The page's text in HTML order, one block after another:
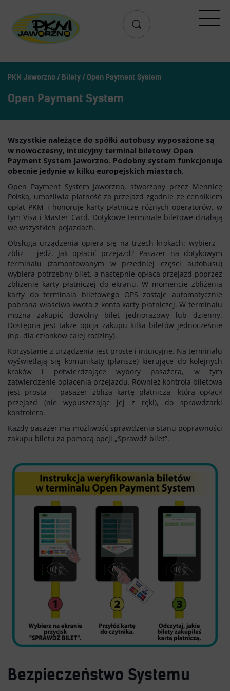
Schemat linii dziennych
Zaplanuj podróż – wyszukiwarka połączeń
Bilety
Cennik biletów
Uprawnienia do ulg
Regulamin przewozów
Kontrola biletów
Automaty biletowe
Sprzedaż biletów u kierowców
Jaworznicka Karta Miejska
Open Payment System
Sklep internetowy
Aktualności
Stacja Kontroli Pojazdów
Inne
Kontakt
Multimedia
O Spółce
Uwagi i wnioski
Ochrona danych osobowych
PKM Jaworzno Bilety Open Payment System
Open Payment System
Wszystkie należące do spółki autobusy wyposażone są
w nowoczesny, intuicyjny terminal biletowy Open
Payment System Jaworzno. Podobny system funkcjonuje
obecnie jedynie w kilku europejskich miastach.
Open Payment System Jaworzno, stworzony przez Mennicę
Polską, umożliwia płatność za przejazd zgodnie ze cennikiem
opłat PKM i honoruje karty płatnicze różnych operatorów, w
tym Visa i Master Card. Dotykowe terminale biletowe działają
we wszystkich pojazdach.
Obsługa urządzenia opiera się na trzech krokach: wybierz –
zbliż – jedź. Jak opłacić przejazd? Pasażer na dotykowym
terminalu (zamontowanym w przedniej części autobusu)
wybiera potrzebny bilet, a następnie opłaca przejazd poprzez
zbliżenie karty płatniczej do ekranu. W momencie zbliżenia
karty do terminala biletowego OPS zostaje automatycznie
pobrana właściwa kwota z konta karty płatniczej. W terminalu
można zakupić dowolny bilet jednorazowy lub dzienny.
Dostępna jest także opcja zakupu kilka biletów jednocześnie
(np. dla członków całej rodziny).
Korzystanie z urządzenia jest proste i intuicyjne. Na terminalu
wyświetlają się komunikaty (plansze) kierujące do kolejnych
kroków i potwierdzające wybory pasażera, w tym
zatwierdzenie opłacenia przejazdu. Również kontrola biletowa
jest prosta – pasażer zbliża kartę płatniczą, którą opłacił
przejazd (nie wypuszczając jej z ręki), do sprawdzarki
kontrolera.
Każdy pasażer ma możliwość sprawdzenia stanu poprawności
zakupu biletu za pomocą opcji „Sprawdź bilet”.
Bezpieczeństwo Systemu